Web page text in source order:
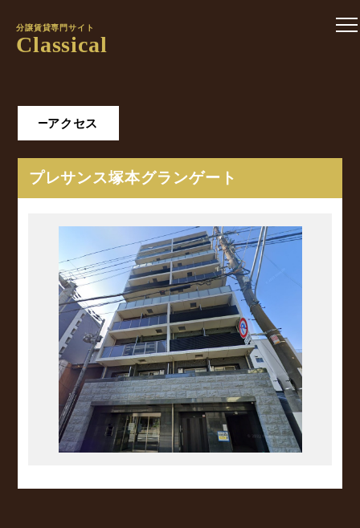
分譲賃貸専門サイト
Classical
アクセス
プレサンス塚本グランゲート